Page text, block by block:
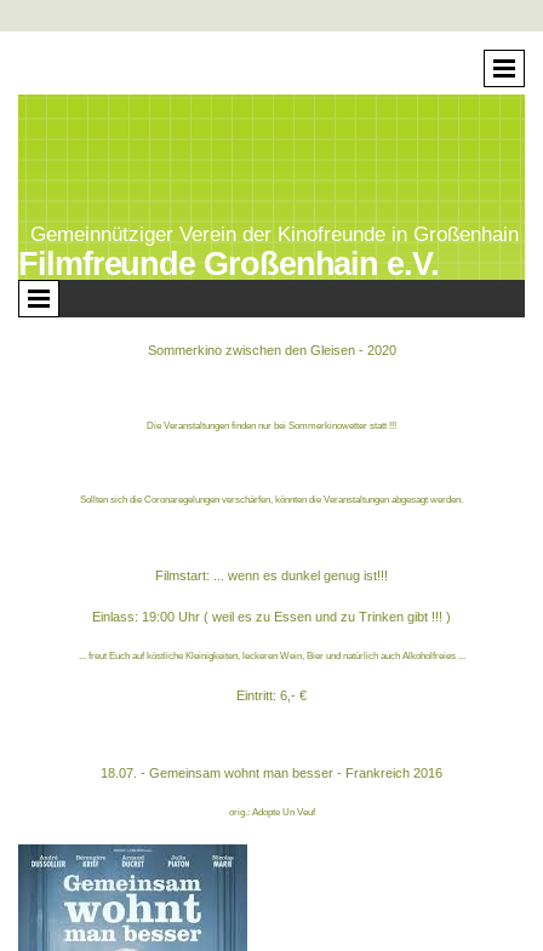
Gemeinnütziger Verein der Kinofreunde in Großenhain
Filmfreunde Großenhain e.V.
Sommerkino zwischen den Gleisen - 2020
Die Veranstaltungen finden nur bei Sommerkinowetter statt !!!
Sollten sich die Coronaregelungen verschärfen, könnten die Veranstaltungen abgesagt werden.
Filmstart: ... wenn es dunkel genug ist!!!
Einlass: 19:00 Uhr ( weil es zu Essen und zu Trinken gibt !!! )
... freut Euch auf köstliche Kleinigkeiten, leckeren Wein, Bier und natürlich auch Alkoholfreies ...
Eintritt: 6,- €
18.07. - Gemeinsam wohnt man besser - Frankreich 2016
orig.: Adopte Un Veuf